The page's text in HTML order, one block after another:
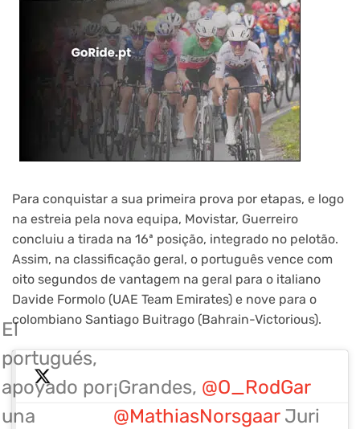
Para conquistar a sua primeira prova por etapas, e logo
na estreia pela nova equipa, Movistar, Guerreiro
concluiu a tirada na 16ª posição, integrado no pelotão.
Assim, na classificação geral, o português vence com
oito segundos de vantagem na geral para o italiano
Davide Formolo (UAE Team Emirates) e nove para o
colombiano Santiago Buitrago (Bahrain-Victorious).
El
portugués,
apoyado por
una
¡Grandes, @O_RodGar
@MathiasNorsgaarJuri